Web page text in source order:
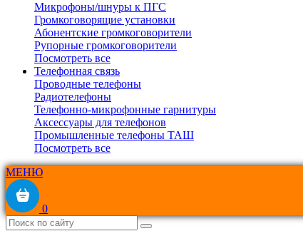
Микрофоны/шнуры к ПГС
Громкоговорящие установки
Абонентские громкоговорители
Рупорные громкоговорители
Посмотреть все
Телефонная связь
Проводные телефоны
Радиотелефоны
Телефонно-микрофонные гарнитуры
Аксессуары для телефонов
Промышленные телефоны ТАШ
Посмотреть все
МЕНЮ
0